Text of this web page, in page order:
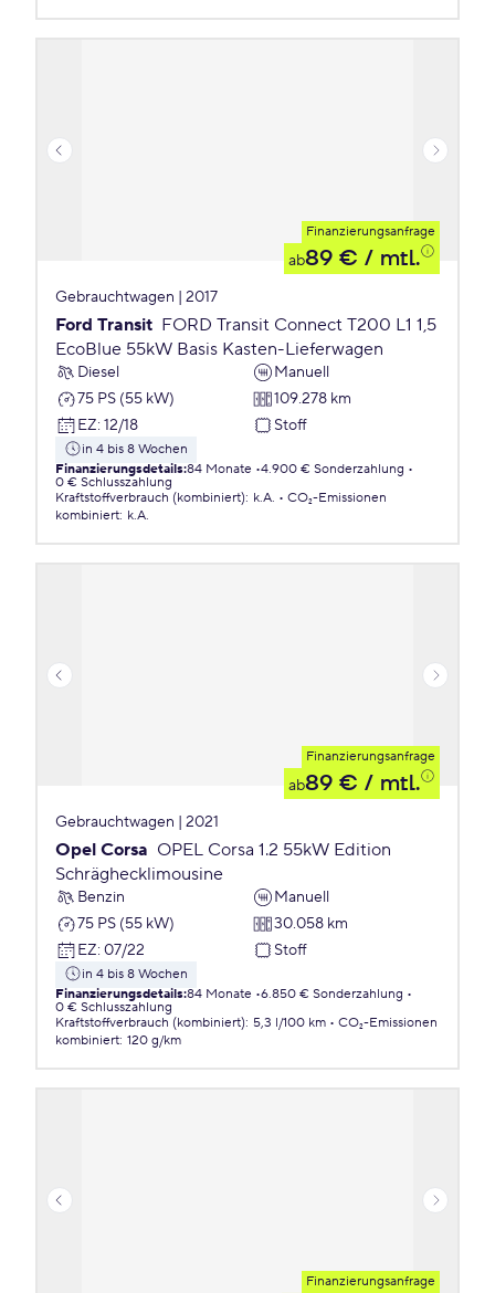
Finanzierungsanfrage
ab89 € / mtl.
Gebrauchtwagen | 2017
Ford Transit FORD Transit Connect T200 L1 1,5
EcoBlue 55kW Basis Kasten-Lieferwagen
Diesel
Manuell
75 PS (55 kW)
109.278 km
EZ: 12/18 Stoff
in 4 bis 8 Wochen
Finanzierungsdetails:84 Monate 4.900 € Sonderzahlung
0 € Schlusszahlung
Kraftstoffverbrauch (kombiniert): k.A.
CO₂-Emissionen
kombiniert: k.A.
Finanzierungsanfrage
ab89 € / mtl.
Gebrauchtwagen | 2021
Opel Corsa OPEL Corsa 1.2 55kW Edition
Schräghecklimousine
Benzin
Manuell
75 PS (55 kW)
30.058 km
EZ: 07/22 Stoff
in 4 bis 8 Wochen
Finanzierungsdetails:84 Monate 6.850 € Sonderzahlung
0 € Schlusszahlung
Kraftstoffverbrauch (kombiniert): 5,3 l/100 km
CO₂-Emissionen
kombiniert: 120 g/km
Finanzierungsanfrage